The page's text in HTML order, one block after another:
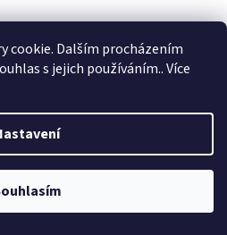
cookie. Dalším procházením
s jejich používáním.. Více